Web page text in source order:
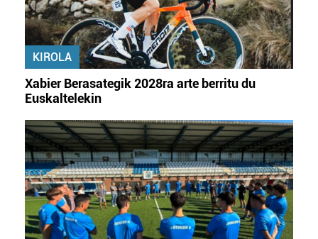
KIROLA
Xabier Berasategik 2028ra arte berritu du
Euskaltelekin